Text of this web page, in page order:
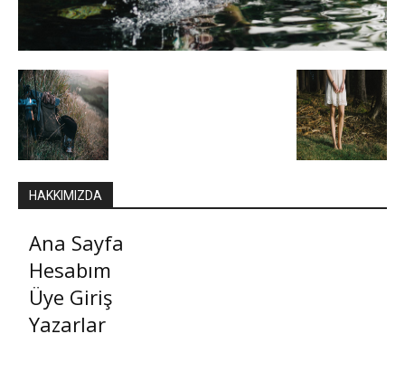
HAKKIMIZDA
Ana Sayfa
Hesabım
Üye Giriş
Yazarlar